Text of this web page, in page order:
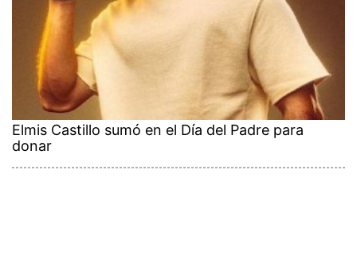
Elmis Castillo sumó en el Día del Padre para
donar